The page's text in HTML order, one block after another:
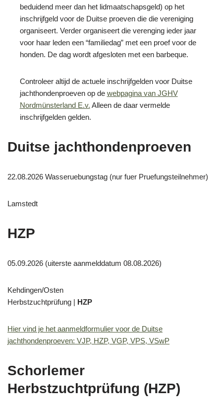
beduidend meer dan het lidmaatschapsgeld) op het
inschrijfgeld voor de Duitse proeven die die vereniging
organiseert. Verder organiseert die verenging ieder jaar
voor haar leden een “familiedag” met een proef voor de
honden. De dag wordt afgesloten met een barbeque.
Controleer altijd de actuele inschrijfgelden voor Duitse
jachthondenproeven op de webpagina van JGHV
Nordmünsterland E.v. Alleen de daar vermelde
inschrijfgelden gelden.
Duitse jachthondenproeven
22.08.2026 Wasseruebungstag (nur fuer Pruefungsteilnehmer)
Lamstedt
HZP
05.09.2026 (uiterste aanmelddatum 08.08.2026)
Kehdingen/Osten
Herbstzuchtprüfung | HZP
Hier vind je het aanmeldformulier voor de Duitse
jachthondenproeven: VJP, HZP, VGP, VPS, VSwP
Schorlemer
Herbstzuchtprüfung (HZP)